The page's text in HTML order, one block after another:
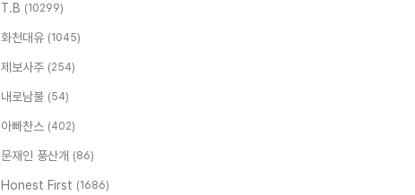
T.B (10299)
화천대유 (1045)
제보사주 (254)
내로남불 (54)
아빠찬스 (402)
문재인 풍산개 (86)
Honest First (1686)